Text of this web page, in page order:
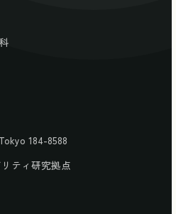
184-8588
ティ研究拠点